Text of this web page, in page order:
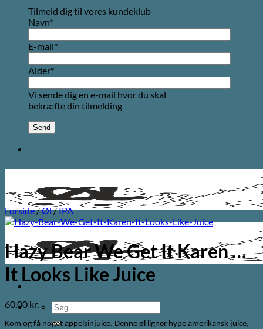
Tilmeld dig til vores kundeklub
Navn*
E-mail*
Alder*
Vi sende dig en e-mail hvor du skal
bekræfte din tilmelding
Søg
efter:
Forside/Øl/IPA
Hazy Bear We Get It Karen …
It Looks Like Juice
60,00 kr.
Kom og få noget appelsinjuice. Denne øl ligner hype amerikansk juice,